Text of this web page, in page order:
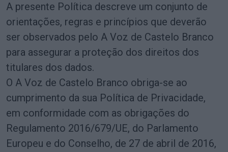
A presente Política descreve um conjunto de
orientações, regras e princípios que deverão
ser observados pelo A Voz de Castelo Branco
para assegurar a proteção dos direitos dos
titulares dos dados.
O A Voz de Castelo Branco obriga-se ao
cumprimento da sua Política de Privacidade,
em conformidade com as obrigações do
Regulamento 2016/679/UE, do Parlamento
Europeu e do Conselho, de 27 de abril de 2016,